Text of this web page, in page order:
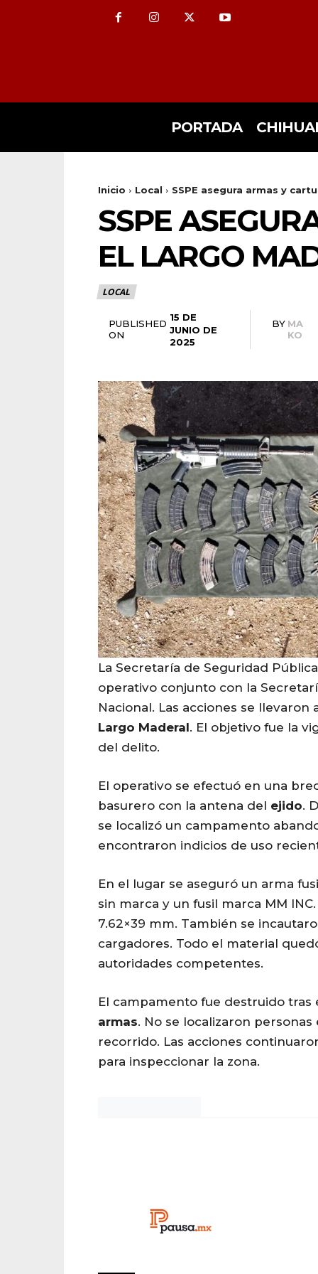
PORTADA
Inicio Local SSPE asegura armas y
SSPE
EL LARGO
LOCAL
PUBLISHED
ON
15 DE
JUNIO DE
2025
BY MA
KO
La Secretaría de Seguridad
operativo conjunto con la
Nacional. Las acciones se llevaron
Largo Maderal. El objetivo fue la
del delito.
El operativo se efectuó en una
basurero con la antena del ejido.
se localizó un campamento
encontraron indicios de uso
En el lugar se aseguró un arma
sin marca y un fusil marca MM
7.62×39 mm. También se
cargadores. Todo el material
autoridades competentes.
El campamento fue destruido tras
armas. No se localizaron
recorrido. Las acciones
para inspeccionar la zona.